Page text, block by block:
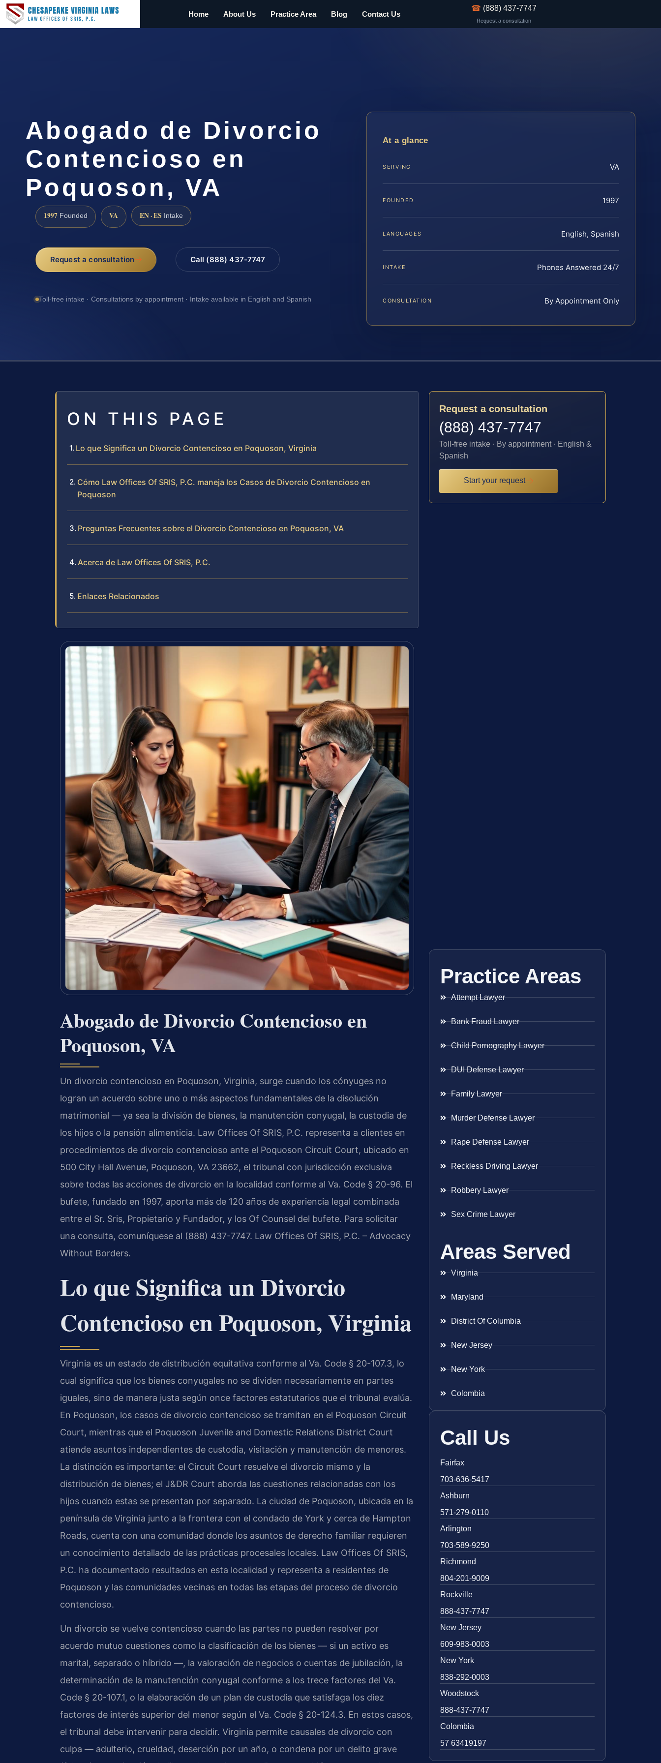
Home About Us Practice Area Blog Contact Us
☎ (888) 437-7747
Request a consultation
Abogado de Divorcio
Contencioso en
Poquoson, VA
1997 Founded VA EN · ES Intake
Request a consultation Call (888) 437-7747
Toll-free intake · Consultations by appointment · Intake available in English and Spanish
At a glance
SERVING VA
FOUNDED 1997
LANGUAGES English, Spanish
INTAKE Phones Answered 24/7
CONSULTATION By Appointment Only
ON THIS PAGE
Lo que Significa un Divorcio Contencioso en Poquoson, Virginia
Cómo Law Offices Of SRIS, P.C. maneja los Casos de Divorcio Contencioso en
Poquoson
Preguntas Frecuentes sobre el Divorcio Contencioso en Poquoson, VA
Acerca de Law Offices Of SRIS, P.C.
Enlaces Relacionados
Abogado de Divorcio Contencioso en
Poquoson, VA
Un divorcio contencioso en Poquoson, Virginia, surge cuando los cónyuges no
logran un acuerdo sobre uno o más aspectos fundamentales de la disolución
matrimonial — ya sea la división de bienes, la manutención conyugal, la custodia de
los hijos o la pensión alimenticia. Law Offices Of SRIS, P.C. representa a clientes en
procedimientos de divorcio contencioso ante el Poquoson Circuit Court, ubicado en
500 City Hall Avenue, Poquoson, VA 23662, el tribunal con jurisdicción exclusiva
sobre todas las acciones de divorcio en la localidad conforme al Va. Code § 20-96. El
bufete, fundado en 1997, aporta más de 120 años de experiencia legal combinada
entre el Sr. Sris, Propietario y Fundador, y los Of Counsel del bufete. Para solicitar
una consulta, comuníquese al (888) 437-7747. Law Offices Of SRIS, P.C. – Advocacy
Without Borders.
Lo que Significa un Divorcio
Contencioso en Poquoson, Virginia
Virginia es un estado de distribución equitativa conforme al Va. Code § 20-107.3, lo
cual significa que los bienes conyugales no se dividen necesariamente en partes
iguales, sino de manera justa según once factores estatutarios que el tribunal evalúa.
En Poquoson, los casos de divorcio contencioso se tramitan en el Poquoson Circuit
Court, mientras que el Poquoson Juvenile and Domestic Relations District Court
atiende asuntos independientes de custodia, visitación y manutención de menores.
La distinción es importante: el Circuit Court resuelve el divorcio mismo y la
distribución de bienes; el J&DR Court aborda las cuestiones relacionadas con los
hijos cuando estas se presentan por separado. La ciudad de Poquoson, ubicada en la
península de Virginia junto a la frontera con el condado de York y cerca de Hampton
Roads, cuenta con una comunidad donde los asuntos de derecho familiar requieren
un conocimiento detallado de las prácticas procesales locales. Law Offices Of SRIS,
P.C. ha documentado resultados en esta localidad y representa a residentes de
Poquoson y las comunidades vecinas en todas las etapas del proceso de divorcio
contencioso.
Un divorcio se vuelve contencioso cuando las partes no pueden resolver por
acuerdo mutuo cuestiones como la clasificación de los bienes — si un activo es
marital, separado o híbrido —, la valoración de negocios o cuentas de jubilación, la
determinación de la manutención conyugal conforme a los trece factores del Va.
Code § 20-107.1, o la elaboración de un plan de custodia que satisfaga los diez
factores de interés superior del menor según el Va. Code § 20-124.3. En estos casos,
el tribunal debe intervenir para decidir. Virginia permite causales de divorcio con
culpa — adulterio, crueldad, deserción por un año, o condena por un delito grave
Request a consultation
(888) 437-7747
Toll-free intake · By appointment · English &
Spanish
Start your request
Practice Areas
Attempt Lawyer
Bank Fraud Lawyer
Child Pornography Lawyer
DUI Defense Lawyer
Family Lawyer
Murder Defense Lawyer
Rape Defense Lawyer
Reckless Driving Lawyer
Robbery Lawyer
Sex Crime Lawyer
Areas Served
Virginia
Maryland
District Of Columbia
New Jersey
New York
Colombia
Call Us
Fairfax
703-636-5417
Ashburn
571-279-0110
Arlington
703-589-9250
Richmond
804-201-9009
Rockville
888-437-7747
New Jersey
609-983-0003
New York
838-292-0003
Woodstock
888-437-7747
Colombia
57 63419197